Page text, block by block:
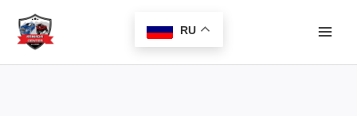
Перейти
содержимому
RU